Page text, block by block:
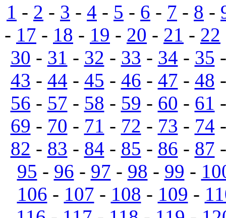
1 - 2 - 3 - 4 - 5 - 6 - 7 - 8 -
- 17 - 18 - 19 - 20 - 21 - 22
30 - 31 - 32 - 33 - 34 - 35
43 - 44 - 45 - 46 - 47 - 48
56 - 57 - 58 - 59 - 60 - 61
69 - 70 - 71 - 72 - 73 - 74
82 - 83 - 84 - 85 - 86 - 87
95 - 96 - 97 - 98 - 99 -
106 - 107 - 108 - 109 -